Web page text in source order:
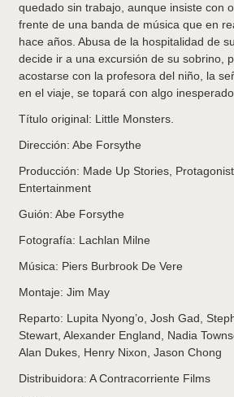
quedado sin trabajo, aunque insiste con
frente de una banda de música que en
hace años. Abusa de la hospitalidad de
decide ir a una excursión de su sobrino,
acostarse con la profesora del niño, la
en el viaje, se topará con algo
Título original: Little Monsters.
Dirección: Abe Forsythe
Producción: Made Up Stories,
Entertainment
Guión: Abe Forsythe
Fotografía: Lachlan Milne
Música: Piers Burbrook De Vere
Montaje: Jim May
Reparto: Lupita Nyong’o, Josh Gad,
Stewart, Alexander England, Nadia
Alan Dukes, Henry Nixon, Jason Chong
Distribuidora: A Contracorriente Films